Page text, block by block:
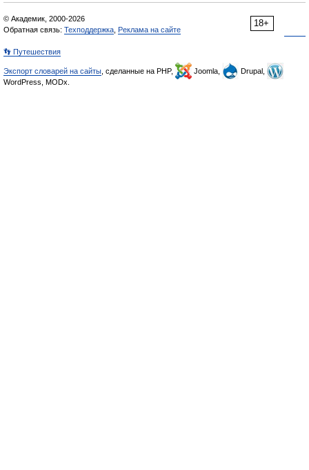
18+
© Академик, 2000-2026
Обратная связь: Техподдержка Реклама на сайте
👣 Путешествия
Экспорт словарей на сайты , сделанные на PHP, Joomla,
Drupal,
WordPress, MODx.